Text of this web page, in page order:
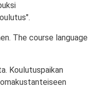
The course language
Koulutuspaikan